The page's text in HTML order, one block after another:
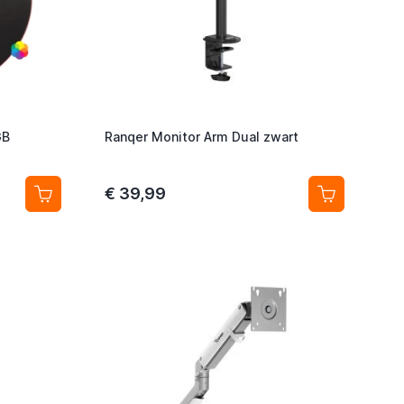
Ranqer Monitor Arm Dual zwart
€ 39,99